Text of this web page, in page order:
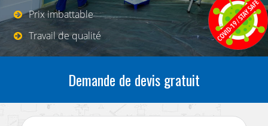
Prix imbattable
Travail de qualité
Demande de devis gratuit